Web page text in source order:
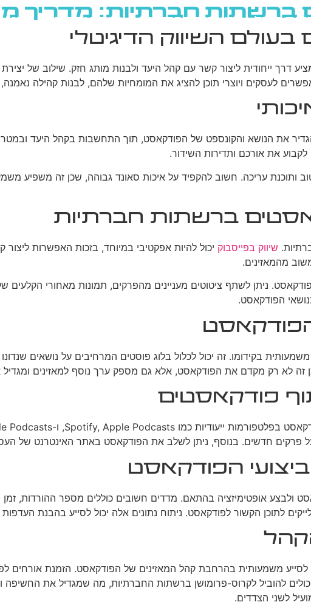
בגוגל רשתות חברתיות בניית אתרים בלוגברשתות חברתיות: מדריך
השיווק הדיגיטלי
דרך ייחודית ליצור קשר עם קהל היעד ולבנות מותג חזק. שילוב של
לעסקים ויוצרי תוכן להציג את המומחיות שלהם, לבנות קהילה
את הנושא והקונספט של הפודקאסט, תוך התחשבות בקהל היעד
את אורכם ותדירות השידור.
ותוכנת עריכה. חשוב להקפיד על איכות סאונד גבוהה, שכן זה משפיע
ברשתות חברתיות
שיווק בפייסבוק יכול להיות אפקטיבי במיוחד, בזכות האפשרות ליצור
מהמאזינים.
ניתן לשתף ציטוטים מעניינים מהפרקים, תמונות מאחורי
הפודקאסט.
הפודקאסט
בקידומו. זה יכול לכלול בלוג פוסטים המרחיבים על נושאים
זה לא רק מקדם את הפודקאסט, אלא גם מספק ערך נוסף למאזינים
פודקאסטים
פרקים חדשים. בנוסף, ניתן לשלב את הפודקאסט באתר האינטרנט של
הפודקאסט
ולבצע אופטימיזציה בהתאם. מדדים חשובים כוללים מספר ההורדות,
לתוכן הקשור לפודקאסט. ניתוח נתונים אלה יכול לסייע בהבנת
לסייע משמעותית בהרחבת קהל המאזינים של הפודקאסט. הזמנת אורחים
להוביל לקרוס-פרומושן ברשתות החברתיות, מה שמגדיל את
לשני הצדדים.